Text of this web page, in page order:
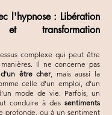
l'hypnose : Libération
et transformation
complexe qui peut être
Il ne concerne pas
être cher, mais aussi la
celle d’un emploi, d’un
mode de vie. Parfois, un
conduire à des sentiments
profonde, ou à un sentiment